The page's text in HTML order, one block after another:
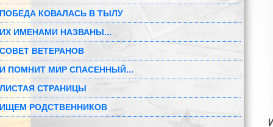
ПОБЕДА КОВАЛАСЬ В ТЫЛУ
ИХ ИМЕНАМИ НАЗВАНЫ...
СОВЕТ ВЕТЕРАНОВ
И ПОМНИТ МИР СПАСЕННЫЙ...
ЛИСТАЯ СТРАНИЦЫ
ИЩЕМ РОДСТВЕННИКОВ